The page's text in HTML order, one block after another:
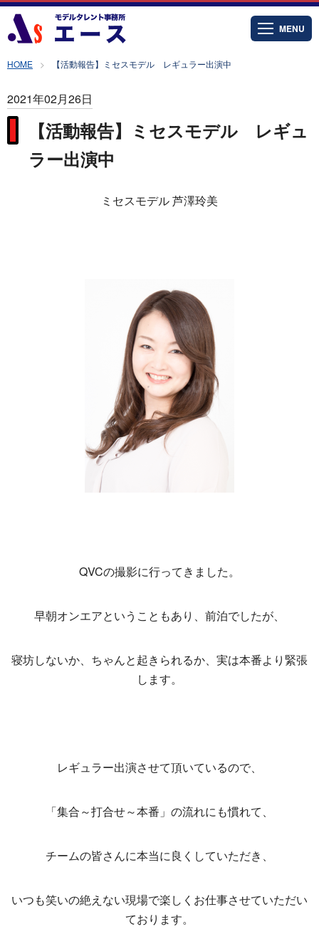
MENU
HOME 【活動報告】ミセスモデル レギュラー出演中
2021年02月26日
【活動報告】ミセスモデル レギュ
ラー出演中
ミセスモデル 芦澤玲美
QVCの撮影に行ってきました。
早朝オンエアということもあり、前泊でしたが、
寝坊しないか、ちゃんと起きられるか、実は本番より緊張
します。
レギュラー出演させて頂いているので、
「集合～打合せ～本番」の流れにも慣れて、
チームの皆さんに本当に良くしていただき、
いつも笑いの絶えない現場で楽しくお仕事させていただい
ております。